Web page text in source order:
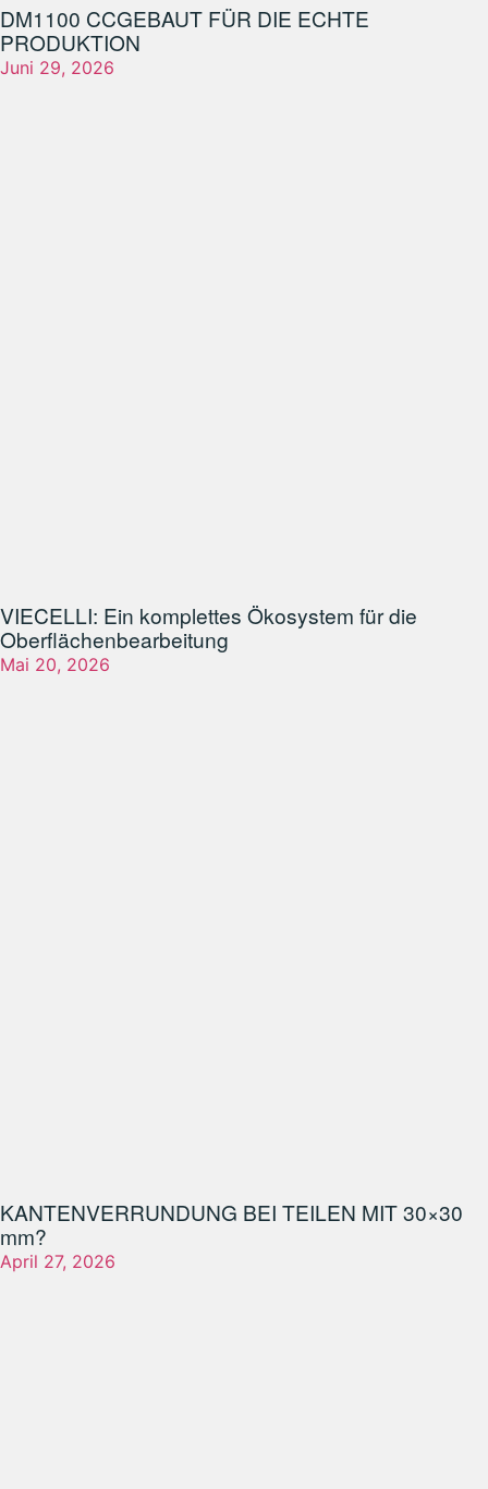
DM1100 CCGEBAUT FÜR DIE ECHTE
PRODUKTION
Juni 29, 2026
VIECELLI: Ein komplettes Ökosystem für die
Oberflächenbearbeitung
Mai 20, 2026
KANTENVERRUNDUNG BEI TEILEN MIT 30×30
mm?
April 27, 2026